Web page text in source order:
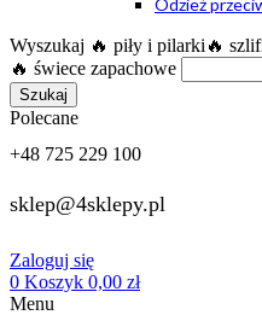
Odzież
Wyszukaj 🔥 piły i pilarki 🔥
🔥 świece zapachowe
Szukaj
Polecane
+48 725 229 100
sklep@4sklepy.pl
Zaloguj się
0 Koszyk 0,00 zł
Menu